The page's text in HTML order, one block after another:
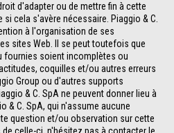
d'adapter ou de mettre fin à cette
cela s'avère nécessaire. Piaggio & C.
à l'organisation de ses
sites Web. Il se peut toutefois que
fournies soient incomplètes ou
coquilles et/ou autres erreurs
Group ou d'autres supports
& C. SpA ne peuvent donner lieu à
& C. SpA, qui n'assume aucune
question et/ou observation sur cette